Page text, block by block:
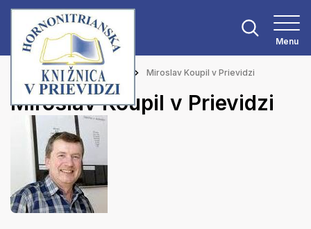
Menu
Hlavná stránka Aktuality Miroslav Koupil v Prievidzi
Miroslav Koupil v Prievidzi